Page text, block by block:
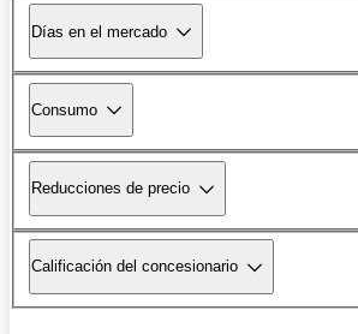
Días en el mercado
Consumo
Reducciones de precio
Calificación del concesionario